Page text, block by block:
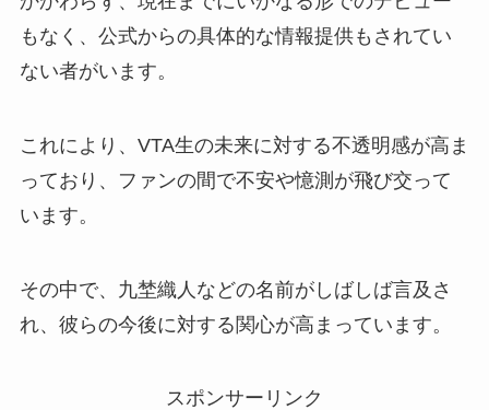
もなく、公式からの具体的な情報提供もされてい
ない者がいます。
これにより、VTA生の未来に対する不透明感が高ま
っており、ファンの間で不安や憶測が飛び交って
います。
その中で、九埜織人などの名前がしばしば言及さ
れ、彼らの今後に対する関心が高まっています。
スポンサーリンク